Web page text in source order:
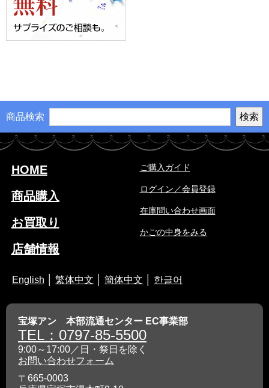
商品検索
HOME
商品購入
お買取り
店舗情報
ご購入ガイド
ログイン／会員登録
在庫問い合わせ画面
かごの中身をみる
English 繁体中文 簡体中文 한글어
宝塚アン 本部流通センター EC事業部
TEL：0797-85-5500
9:00～17:00／日・祭日を除く
お問い合わせフォーム
〒665-0003